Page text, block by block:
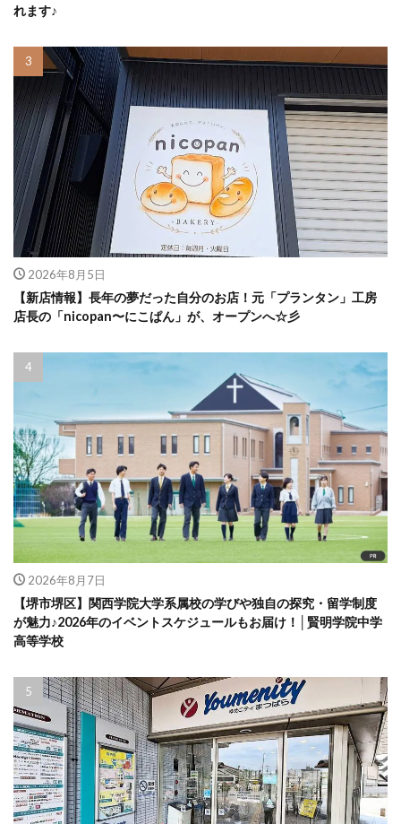
れます♪
2026年8月5日
【新店情報】長年の夢だった自分のお店！元「プランタン」工房
店長の「nicopan〜にこぱん」が、オープンへ☆彡
2026年8月7日
【堺市堺区】関西学院大学系属校の学びや独自の探究・留学制度
が魅力♪2026年のイベントスケジュールもお届け！│賢明学院中学
高等学校